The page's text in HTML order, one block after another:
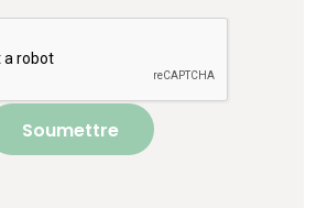
Soumettre